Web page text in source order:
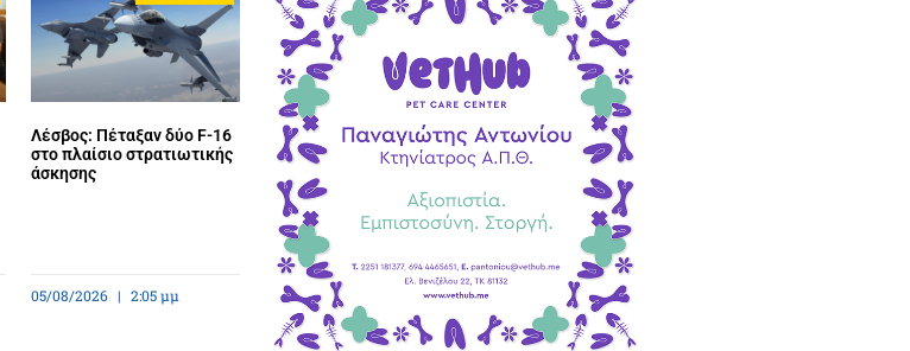
Λέσβος: Πέταξαν δύο F-16
στο πλαίσιο στρατιωτικής
άσκησης
05/08/2026 2:05 μμ